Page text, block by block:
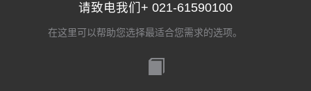
请致电我们+ 021-61590100
在这里可以帮助您选择最适合您需求的选项。